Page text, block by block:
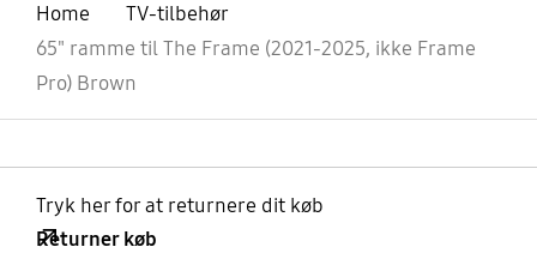
Home
TV-tilbehør
65" ramme til The Frame (2021-2025, ikke Frame
Pro) Brown
Tryk her for at returnere dit køb
Returner køb